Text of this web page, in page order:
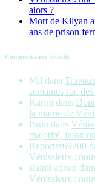
alors ?
Mort de Kilyan
ans de prison
Commentaires récents
Mil dans
semaines rue
Karim dans
la mairie de
Brun dans
majorité, intox
Reporter69200
Vénissieux :
slaimi adnen
Vénissieux :